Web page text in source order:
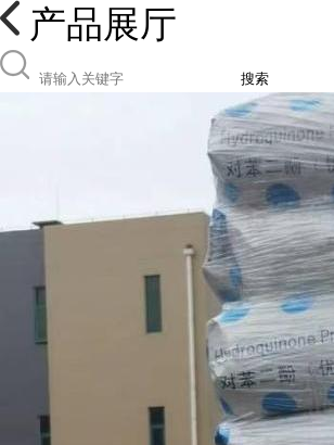
产品展厅
搜索